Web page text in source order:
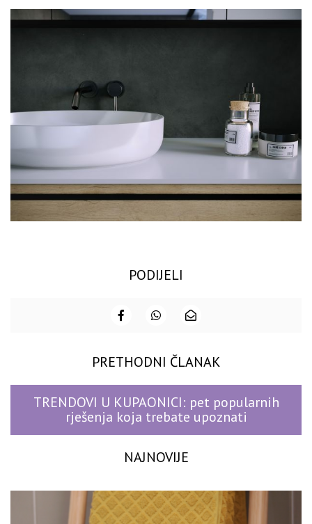
PODIJELI
PRETHODNI ČLANAK
TRENDOVI U KUPAONICI: pet popularnih
rješenja koja trebate upoznati
NAJNOVIJE